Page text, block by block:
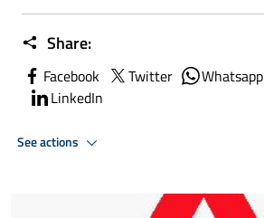
Share:
Facebook Twitter Whatsapp
LinkedIn
See actions